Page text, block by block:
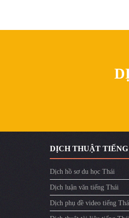
DỊCH THUẬT
Dịch hồ sơ du học Thái
Dịch luận văn tiếng Thái
Dịch phụ đề video tiếng